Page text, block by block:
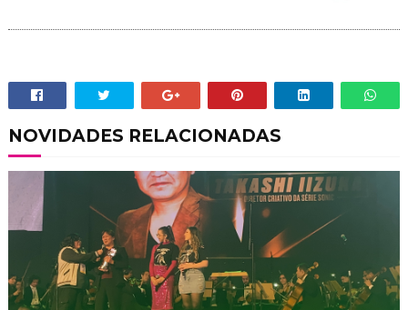
NOVIDADES RELACIONADAS